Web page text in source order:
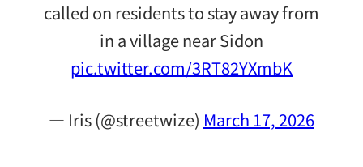
called on residents to stay away from
in a village near Sidon
pic.twitter.com/3RT82YXmbK
— Iris (@streetwize) March 17, 2026